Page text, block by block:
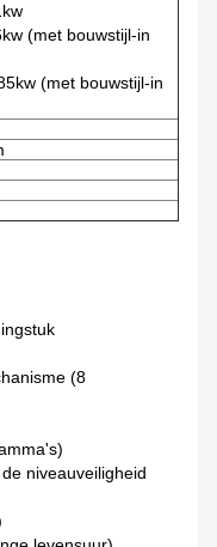
(met bouwstijl-in
(met bouwstijl-in
(8
niveauveiligheid